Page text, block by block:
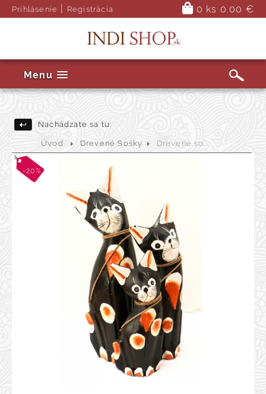
Prihlásenie Registrácia 0 ks 0.00 €
Menu
Nachádzate sa tu:
Úvod Drevené Sošky Drevené so...
-20%